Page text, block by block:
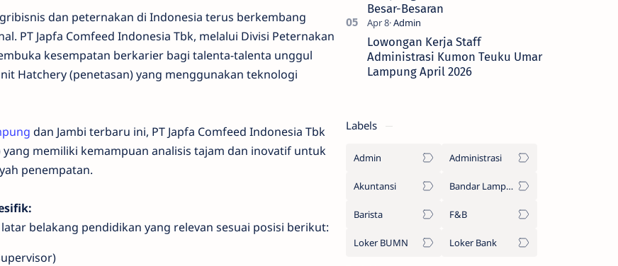
dan peternakan di Indonesia terus berkembang
PT Japfa Comfeed Indonesia Tbk, melalui Divisi Peternakan
kesempatan berkarier bagi talenta-talenta unggul
Hatchery (penetasan) yang menggunakan teknologi
dan Jambi terbaru ini, PT Japfa Comfeed Indonesia Tbk
memiliki kemampuan analisis tajam dan inovatif untuk
penempatan.
belakang pendidikan yang relevan sesuai posisi berikut:
Besar-Besaran
Lowongan Kerja Staff
Administrasi Kumon Teuku Umar
Lampung April 2026
Labels
Admin Administrasi
Akuntansi Bandar Lampung
Barista F&B
Loker BUMN Loker Bank